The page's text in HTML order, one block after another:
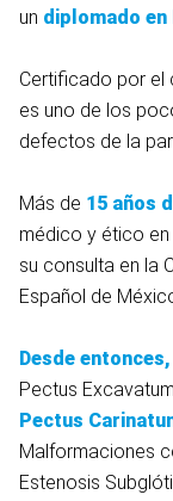
un diplomado
Certificado por el
es uno de los
defectos de la
Más de 15 años
médico y ético
su consulta en la
Español de
Desde
Pectus Excavatum
Pectus
Malformaciones
Estenosis